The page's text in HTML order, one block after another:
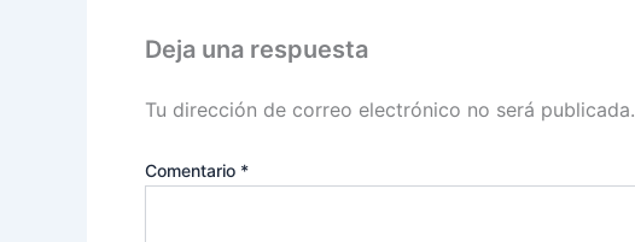
Deja una respuesta
Tu dirección de correo electrónico no será publicada.
Comentario *